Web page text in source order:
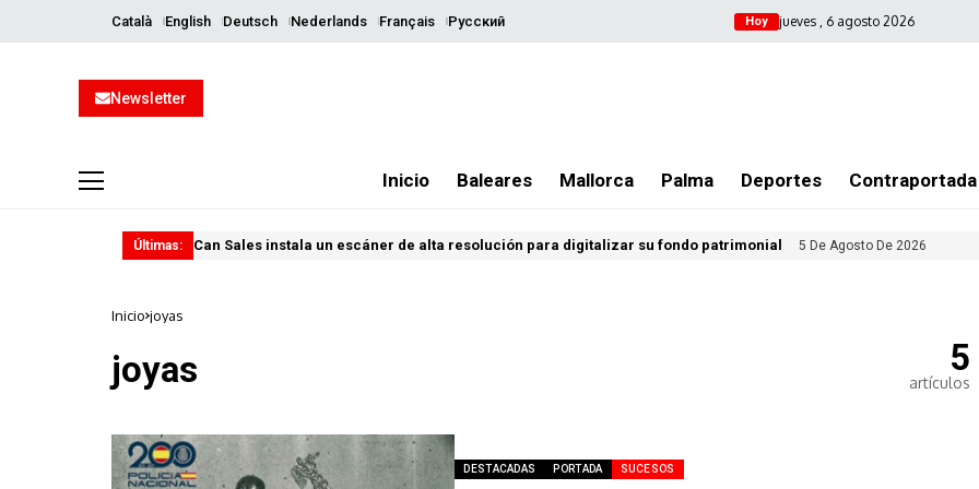
Català English Deutsch Nederlands Français Русский Hoy jueves , 6 agosto 2026
Newsletter
Inicio Baleares Mallorca Palma Deportes Contraportada
Últimas: Can Sales instala un escáner de alta resolución para digitalizar su fondo patrimonial 5 De Agosto De 2026
Inicio joyas
joyas 5
artículos
DESTACADAS PORTADA SUCESOS